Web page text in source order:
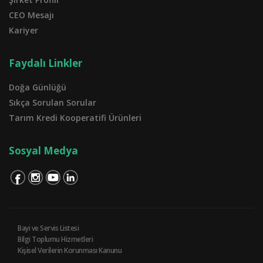
CEO Mesajı
Kariyer
Faydalı Linkler
Doğa Günlüğü
Sıkça Sorulan Sorular
Tarım Kredi Kooperatifi Ürünleri
Sosyal Medya
Bayi ve Servis Listesi
Bilgi Toplumu Hizmetleri
Kişisel Verilerin Korunması Kanunu